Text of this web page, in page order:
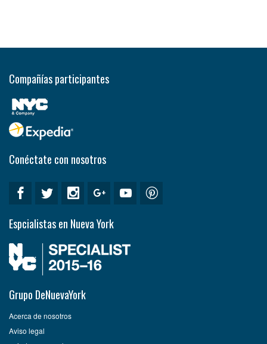
Compañías participantes
Conéctate con nosotros
Espcialistas en Nueva York
Grupo DeNuevaYork
Acerca de nosotros
Aviso legal